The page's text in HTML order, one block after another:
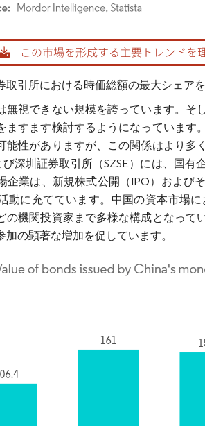
再利用にはCC BY 4.0の表示が必要です。
取引所における時価総額の最大シェア
無視できない規模を誇っています。
ますます検討するようになっていま
能性がありますが、この関係はより
び深圳証券取引所（SZSE）には、国
企業は、新規株式公開（IPO）および
動に充てています。中国の資本市場
の機関投資家まで多様な構成となっ
の顕著な増加を促しています。